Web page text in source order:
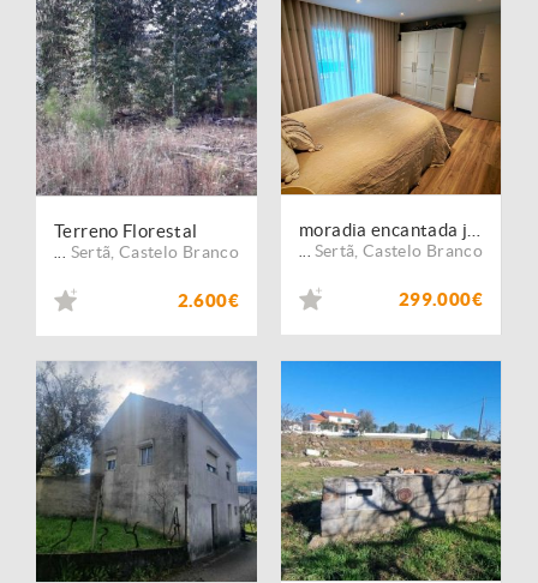
Terreno Florestal
Sertã ,Castelo Branco
2.600€
Sertã ,Castelo Branco
299.000€